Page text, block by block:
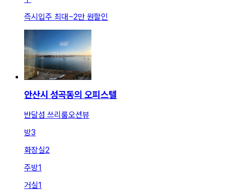
즉시입주 최대~2만 원할인
안산시 성곡동의 오피스텔
반달섬 쓰리룸오션뷰
방3
화장실2
주방1
거실1